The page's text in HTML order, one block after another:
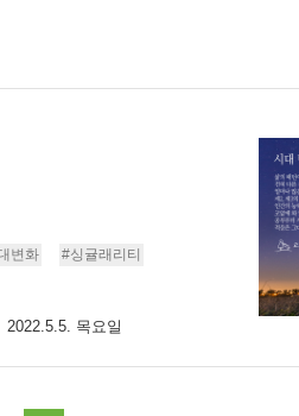
변화
#싱귤래리티
2022.5.5. 목요일